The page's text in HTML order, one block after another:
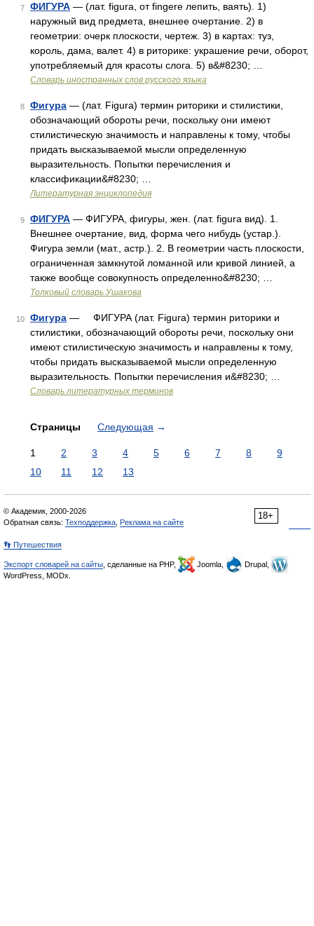
7 ФИГУРА — (лат. figura, от fingere лепить, ваять). 1)
наружный вид предмета, внешнее очертание. 2) в
геометрии: очерк плоскости, чертеж. 3) в картах: туз,
король, дама, валет. 4) в риторике: украшение речи, оборот,
употребляемый для красоты слога. 5) в&#8230; …
Словарь иностранных слов русского языка
8 Фигура — (лат. Figura) термин риторики и стилистики,
обозначающий обороты речи, поскольку они имеют
стилистическую значимость и направлены к тому, чтобы
придать высказываемой мысли определенную
выразительность. Попытки перечисления и
классификации&#8230; …
Литературная энциклопедия
9 ФИГУРА — ФИГУРА, фигуры, жен. (лат. figura вид). 1.
Внешнее очертание, вид, форма чего нибудь (устар.).
Фигура земли (мат., астр.). 2. В геометрии часть плоскости,
ограниченная замкнутой ломанной или кривой линией, а
также вообще совокупность определенно&#8230; …
Толковый словарь Ушакова
10 Фигура — ФИГУРА (лат. Figura) термин риторики и
стилистики, обозначающий обороты речи, поскольку они
имеют стилистическую значимость и направлены к тому,
чтобы придать высказываемой мысли определенную
выразительность. Попытки перечисления и&#8230; …
Словарь литературных терминов
Страницы Следующая →
1 2 3 4 5 6 7 8
9
10
11 12 13
18+
© Академик, 2000-2026
Обратная связь: Техподдержка Реклама на сайте
👣 Путешествия
Экспорт словарей на сайты , сделанные на PHP, Joomla,
Drupal,
WordPress, MODx.